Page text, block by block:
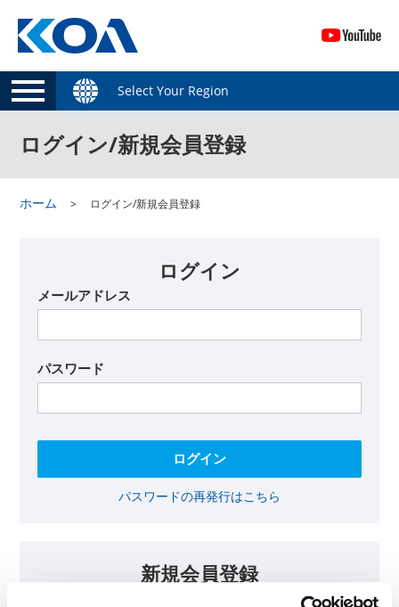
Select Your Region
ログイン/新規会員登録
ホーム ログイン/新規会員登録
ログイン
メールアドレス
パスワード
パスワードの再発行はこちら
新規会員登録